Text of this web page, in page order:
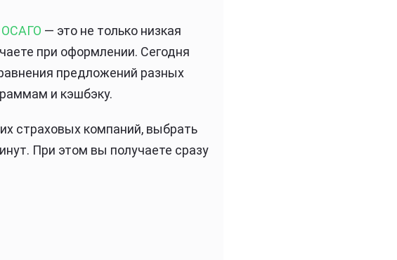
ОСАГО — это не только низкая
при оформлении. Сегодня
предложений разных
и кэшбэку.
страховых компаний, выбрать
При этом вы получаете сразу